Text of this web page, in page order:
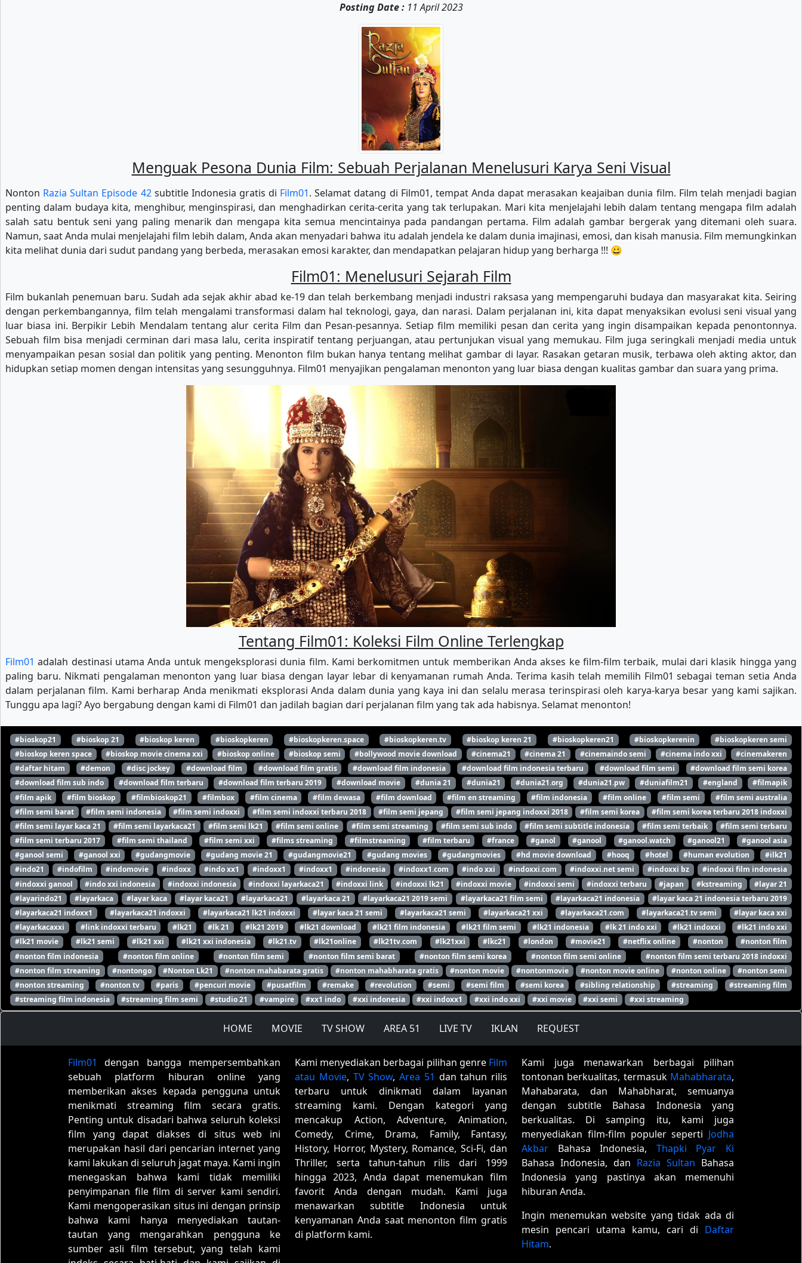
Posting Date :11 April 2023
Menguak Pesona Dunia Film: Sebuah Perjalanan Menelusuri Karya Seni Visual
Nonton Razia Sultan Episode 42subtitle Indonesia gratis di Film01. Selamat datang di Film01, tempat Anda dapat merasakan keajaiban dunia film. Film telah menjadi bagian
penting dalam budaya kita, menghibur, menginspirasi, dan menghadirkan cerita-cerita yang tak terlupakan. Mari kita menjelajahi lebih dalam tentang mengapa film adalah
salah satu bentuk seni yang paling menarik dan mengapa kita semua mencintainya pada pandangan pertama. Film adalah gambar bergerak yang ditemani oleh suara.
Namun, saat Anda mulai menjelajahi film lebih dalam, Anda akan menyadari bahwa itu adalah jendela ke dalam dunia imajinasi, emosi, dan kisah manusia. Film memungkinkan
kita melihat dunia dari sudut pandang yang berbeda, merasakan emosi karakter, dan mendapatkan pelajaran hidup yang berharga !!! 😀
Film01: Menelusuri Sejarah Film
Film bukanlah penemuan baru. Sudah ada sejak akhir abad ke-19 dan telah berkembang menjadi industri raksasa yang mempengaruhi budaya dan masyarakat kita. Seiring
dengan perkembangannya, film telah mengalami transformasi dalam hal teknologi, gaya, dan narasi. Dalam perjalanan ini, kita dapat menyaksikan evolusi seni visual yang
luar biasa ini. Berpikir Lebih Mendalam tentang alur cerita Film dan Pesan-pesannya. Setiap film memiliki pesan dan cerita yang ingin disampaikan kepada penontonnya.
Sebuah film bisa menjadi cerminan dari masa lalu, cerita inspiratif tentang perjuangan, atau pertunjukan visual yang memukau. Film juga seringkali menjadi media untuk
menyampaikan pesan sosial dan politik yang penting. Menonton film bukan hanya tentang melihat gambar di layar. Rasakan getaran musik, terbawa oleh akting aktor, dan
hidupkan setiap momen dengan intensitas yang sesungguhnya. Film01 menyajikan pengalaman menonton yang luar biasa dengan kualitas gambar dan suara yang prima.
Tentang Film01: Koleksi Film Online Terlengkap
Film01 adalah destinasi utama Anda untuk mengeksplorasi dunia film. Kami berkomitmen untuk memberikan Anda akses ke film-film terbaik, mulai dari klasik hingga yang
paling baru. Nikmati pengalaman menonton yang luar biasa dengan layar lebar di kenyamanan rumah Anda. Terima kasih telah memilih Film01 sebagai teman setia Anda
dalam perjalanan film. Kami berharap Anda menikmati eksplorasi Anda dalam dunia yang kaya ini dan selalu merasa terinspirasi oleh karya-karya besar yang kami sajikan.
Tunggu apa lagi? Ayo bergabung dengan kami di Film01 dan jadilah bagian dari perjalanan film yang tak ada habisnya. Selamat menonton!
#bioskop21 #bioskop 21 #bioskop keren #bioskopkeren #bioskopkeren.space #bioskopkeren.tv #bioskop keren 21 #bioskopkeren21 #bioskopkerenin
#bioskopkeren semi
#bioskop keren space
#bioskop movie cinema xxi #bioskop online #bioskop semi #bollywood movie download #cinema21 #cinema 21 #cinemaindo semi #cinema indo xxi
#cinemakeren
#daftar hitam
#demon #disc jockey #download film #download film gratis #download film indonesia #download film indonesia terbaru #download film semi
#download film semi korea
#download film sub indo
#download film terbaru #download film terbaru 2019 #download movie #dunia 21 #dunia21 #dunia21.org #dunia21.pw #duniafilm21 #england
#filmapik
#film apik
#film bioskop #filmbioskop21 #filmbox #film cinema #film dewasa #film download #film en streaming #film indonesia #film online #film semi
#film semi australia
#film semi barat
#film semi indonesia #film semi indoxxi #film semi indoxxi terbaru 2018 #film semi jepang #film semi jepang indoxxi 2018 #film semi korea
#film semi korea terbaru 2018 indoxxi
#film semi layar kaca 21
#film semi layarkaca21 #film semi lk21 #film semi online #film semi streaming #film semi sub indo #film semi subtitle indonesia #film semi terbaik
#film semi terbaru
#film semi terbaru 2017
#film semi thailand #film semi xxi #films streaming #filmstreaming #film terbaru #france #ganol #ganool #ganool.watch #ganool21
#ganool asia
#ganool semi
#ganool xxi #gudangmovie #gudang movie 21 #gudangmovie21 #gudang movies #gudangmovies #hd movie download #hooq #hotel #human evolution
#ilk21
#indo21
#indofilm #indomovie #indoxx #indo xx1 #indoxx1 #indoxx1 #indonesia #indoxx1.com #indo xxi #indoxxi.com #indoxxi.net semi #indoxxi bz
#indoxxi film indonesia
#indoxxi ganool
#indo xxi indonesia #indoxxi indonesia #indoxxi layarkaca21 #indoxxi link #indoxxi lk21 #indoxxi movie #indoxxi semi #indoxxi terbaru #japan #kstreaming
#layar 21
#layarindo21
#layarkaca #layar kaca #layar kaca21 #layarkaca21 #layarkaca 21 #layarkaca21 2019 semi #layarkaca21 film semi #layarkaca21 indonesia
#layar kaca 21 indonesia terbaru 2019
#layarkaca21 indoxx1
#layarkaca21 indoxxi #layarkaca21 lk21 indoxxi #layar kaca 21 semi #layarkaca21 semi #layarkaca21 xxi #layarkaca21.com #layarkaca21.tv semi
#layar kaca xxi
#layarkacaxxi
#link indoxxi terbaru #lk21 #lk 21 #lk21 2019 #lk21 download #lk21 film indonesia #lk21 film semi #lk21 indonesia #lk 21 indo xxi #lk21 indoxxi
#lk21 indo xxi
#lk21 movie
#lk21 semi #lk21 xxi #lk21 xxi indonesia #lk21.tv #lk21online #lk21tv.com #lk21xxi #lkc21 #london #movie21 #netflix online #nonton
#nonton film
#nonton film indonesia
#nonton film online #nonton film semi #nonton film semi barat #nonton film semi korea #nonton film semi online
#nonton film semi terbaru 2018 indoxxi
#nonton film streaming
#nontongo #Nonton Lk21 #nonton mahabarata gratis #nonton mahabharata gratis #nonton movie #nontonmovie #nonton movie online #nonton online
#nonton semi
#nonton streaming
#nonton tv #paris #pencuri movie #pusatfilm #remake #revolution #semi #semi film #semi korea #sibling relationship #streaming
#streaming film
#streaming film indonesia
#streaming film semi #studio 21 #vampire #xx1 indo #xxi indonesia #xxi indoxx1 #xxi indo xxi #xxi movie #xxi semi #xxi streaming
HOME MOVIE TV SHOW AREA 51 LIVE TV IKLAN REQUEST
Film01
dengan bangga mempersembahkan
sebuah platform hiburan online yang
memberikan akses kepada pengguna untuk
menikmati streaming film secara gratis.
Penting untuk disadari bahwa seluruh koleksi
film yang dapat diakses di situs web ini
merupakan hasil dari pencarian internet yang
kami lakukan di seluruh jagat maya. Kami ingin
menegaskan bahwa kami tidak memiliki
penyimpanan file film di server kami sendiri.
Kami mengoperasikan situs ini dengan prinsip
bahwa kami hanya menyediakan tautan-
tautan yang mengarahkan pengguna ke
sumber asli film tersebut, yang telah kami
Kami menyediakan berbagai pilihan genre Film
atau Movie, TV Show, Area 51 dan tahun rilis
terbaru untuk dinikmati dalam layanan
streaming kami. Dengan kategori yang
mencakup Action, Adventure, Animation,
Comedy, Crime, Drama, Family, Fantasy,
History, Horror, Mystery, Romance, Sci-Fi, dan
Thriller, serta tahun-tahun rilis dari 1999
hingga 2023, Anda dapat menemukan film
favorit Anda dengan mudah. Kami juga
menawarkan subtitle Indonesia untuk
kenyamanan Anda saat menonton film gratis
di platform kami.
Kami juga menawarkan berbagai pilihan
tontonan berkualitas, termasuk Mahabharata,
Mahabarata, dan Mahabharat, semuanya
dengan subtitle Bahasa Indonesia yang
berkualitas. Di samping itu, kami juga
menyediakan film-film populer seperti Jodha
Akbar Bahasa Indonesia, Thapki Pyar Ki
Bahasa Indonesia, dan Razia Sultan Bahasa
Indonesia yang pastinya akan memenuhi
hiburan Anda.
Ingin menemukan website yang tidak ada di
mesin pencari utama kamu, cari di Daftar
Hitam.